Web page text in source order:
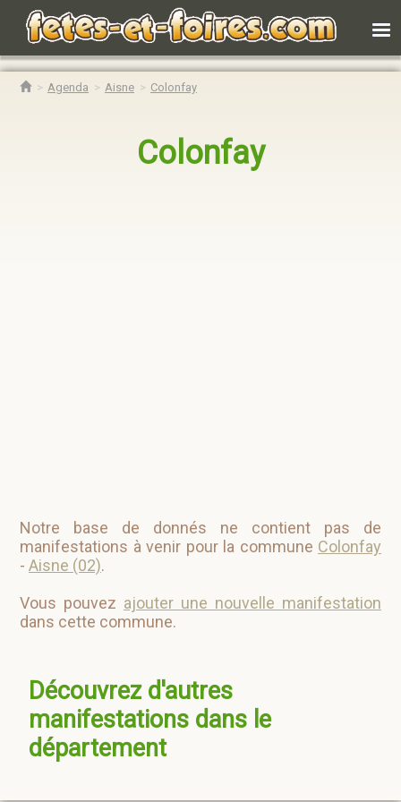
Agenda Aisne Colonfay
Colonfay
Notre base de donnés ne contient pas de
manifestations à venir pour la commune Colonfay
- Aisne (02).
Vous pouvez ajouter une nouvelle manifestation
dans cette commune.
Découvrez d'autres
manifestations dans le
département